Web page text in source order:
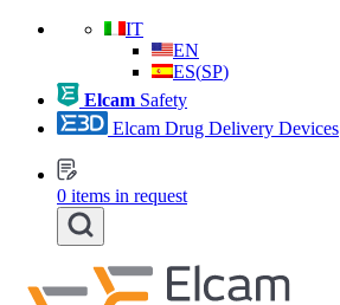
IT
EN
ES(SP)
Elcam Safety
Elcam Drug Delivery Devices
0 items in request